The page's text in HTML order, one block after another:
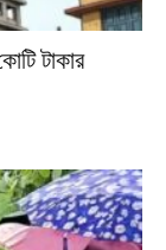
টাকার